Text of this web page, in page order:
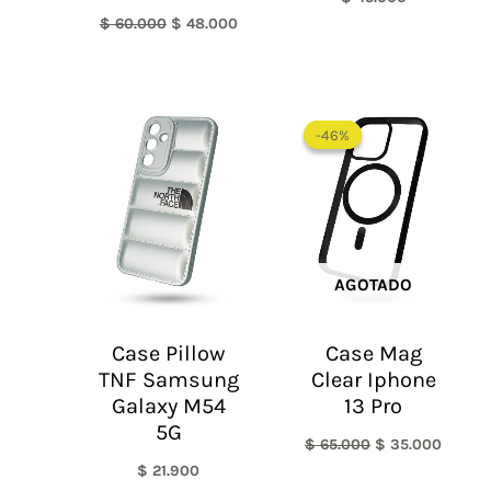
$60.000 $ 48.000
Case Pillow
TNF Samsung
Galaxy M54
5G
$ 21.900
-46%
AGOTADO
-46%
Case Mag
Clear Iphone
13 Pro
$65.000
precio
original
era:
$ 65.000.
$ 35.000